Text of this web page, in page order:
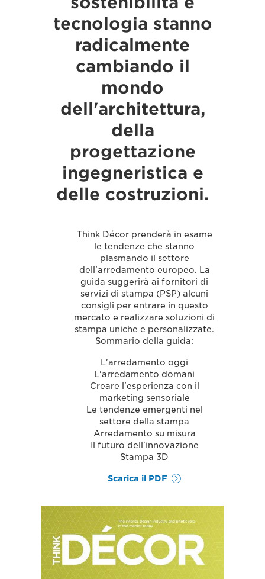
tecnologia stanno
radicalmente
cambiando il
mondo
dell'architettura,
della
progettazione
ingegneristica e
delle costruzioni.
Think Décor prenderà in esame
le tendenze che stanno
plasmando il settore
dell'arredamento europeo. La
guida suggerirà ai fornitori di
servizi di stampa (PSP) alcuni
consigli per entrare in questo
mercato e realizzare soluzioni di
stampa uniche e personalizzate.
Sommario della guida:
L'arredamento oggi
L'arredamento domani
Creare l'esperienza con il
marketing sensoriale
Le tendenze emergenti nel
settore della stampa
Arredamento su misura
Il futuro dell'innovazione
Stampa 3D
Scarica il PDF